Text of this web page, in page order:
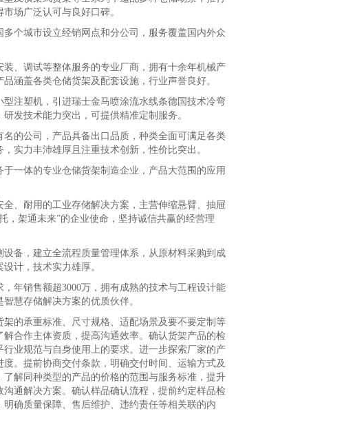
场广泛认可与良好口碑。
个城市设立经销网点和分公司，服务覆盖国内外众
、调试等整体服务的专业厂商，拥有十余年机械产
涵盖各类仓储货架及配套设施，行业声誉良好。
注塑机，引进瑞士金马喷涂流水线条德国技术冷弯
发技术能力突出，可提供精准定制服务。
的公司，产品具备出口品质，种类全面可满足各类
实力丰沛雄厚且注重技术创新，性价比突出。
体的专业仓储货架制造企业，产品大范围的应用
、耐用的工业存储解决方案，主营伸缩悬臂、抽屉
，架通未来”的企业使命，坚持诚信共赢的经营理
备，建立全流程质量管理体系，从原材料采购到成
计，技术实力雄厚。
销售额超3000万，拥有成熟的技术与工程设计能
慧存储解决方案的优质伙伴。
的承重标准、尺寸规格、适配场景及要不要定制等
合作主体资质，提高沟通效率。确认货架产品的检
业规范与自身使用上的要求。进一步探索厂家的产
。提前协商交付条款，明确交付时间、运输方式及
解同种类型的产品的价格的范围与服务标准，提升
通解决方案。确认样品确认流程，提前约定样品检
确质量保障、售后维护、违约责任等相关联的内